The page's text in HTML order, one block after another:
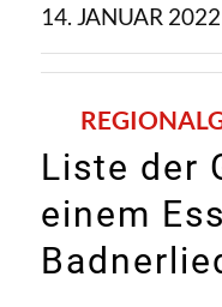
14. JANUAR 2022
Liste der
einem